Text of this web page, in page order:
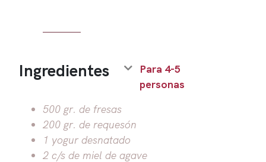
Ingredientes
Para 4-5
personas
500 gr. de fresas
200 gr. de requesón
1 yogur desnatado
2 c/s de miel de agave